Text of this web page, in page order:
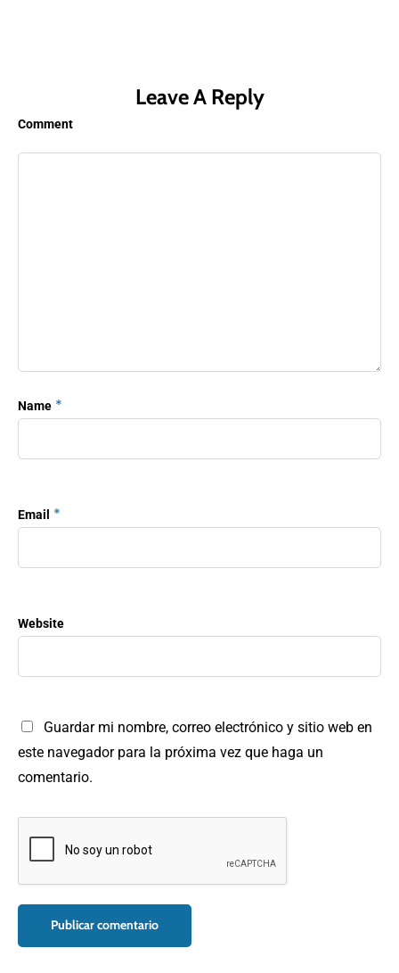
Leave A Reply
Comment
Name *
Email *
Website
Guardar mi nombre, correo electrónico y sitio web en
este navegador para la próxima vez que haga un
comentario.